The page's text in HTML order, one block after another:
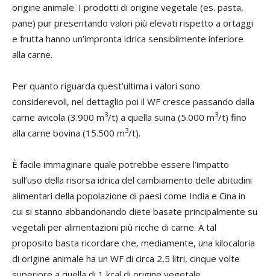
origine animale. I prodotti di origine vegetale (es. pasta,
pane) pur presentando valori più elevati rispetto a ortaggi
e frutta hanno un’impronta idrica sensibilmente inferiore
alla carne.
Per quanto riguarda quest’ultima i valori sono
considerevoli, nel dettaglio poi il WF cresce passando dalla
carne avicola (3.900 m3/t) a quella suina (5.000 m3/t) fino
alla carne bovina (15.500 m3/t).
È facile immaginare quale potrebbe essere l’impatto
sull’uso della risorsa idrica del cambiamento delle abitudini
alimentari della popolazione di paesi come India e Cina in
cui si stanno abbandonando diete basate principalmente su
vegetali per alimentazioni più ricche di carne. A tal
proposito basta ricordare che, mediamente, una kilocaloria
di origine animale ha un WF di circa 2,5 litri, cinque volte